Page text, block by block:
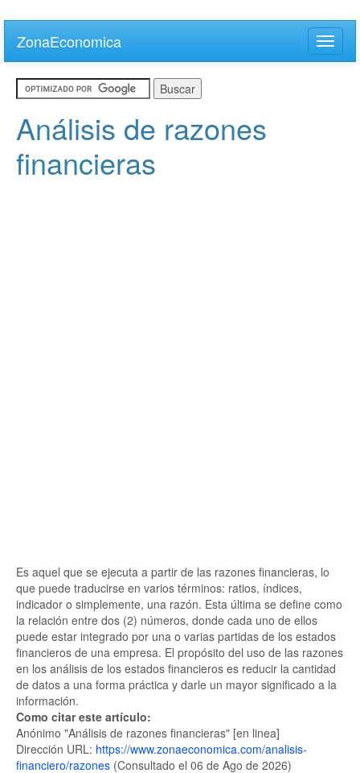
main
content
ZonaEconomica
Toggle
Análisis de razones
financieras
Es aquel que se ejecuta a partir de las razones financieras, lo
que puede traducirse en varios términos: ratios, índices,
indicador o simplemente, una razón. Esta última se define como
la relación entre dos (2) números, donde cada uno de ellos
puede estar integrado por una o varias partidas de los estados
financieros de una empresa. El propósito del uso de las razones
en los análisis de los estados financieros es reducir la cantidad
de datos a una forma práctica y darle un mayor significado a la
información.
Como citar este artículo:
Anónimo "Análisis de razones financieras" [en linea]
Dirección URL: https://www.zonaeconomica.com/analisis-
financiero/razones (Consultado el 06 de Ago de 2026)